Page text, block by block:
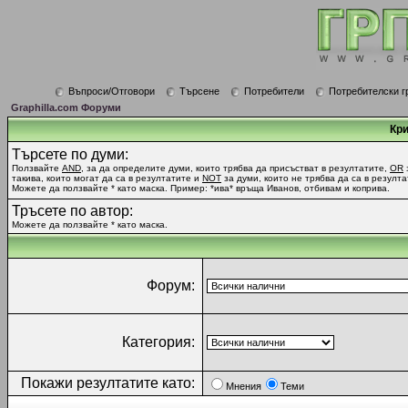
Въпроси/Отговори Търсене Потребители
Потребителски
Graphilla.com Форуми
Търсете по думи:
Ползвайте AND , за да определите думи, които трябва да присъстват в резултатите, OR
такива, които могат да са в резултатите и NOT за думи, които не трябва да са в
Можете да ползвайте * като маска. Пример: *ива* връща Иванов, отбивам и коприва.
Тръсете по автор:
Можете да ползвайте * като маска.
Форум:
Категория:
Покажи резултатите като: Мнения Теми